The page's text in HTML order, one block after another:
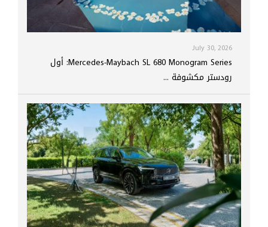
July 30, 2026
Mercedes-Maybach SL 680 Monogram Series: أول
رودستر مكشوفة ...